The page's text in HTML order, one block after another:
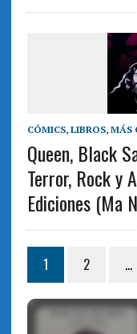
CÓMICS, LIBROS, MÁS
Queen, Black
Terror, Rock y
Ediciones (Ma
1 2 …